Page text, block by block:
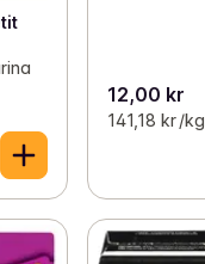
12,00 kr
141,18 kr /kg